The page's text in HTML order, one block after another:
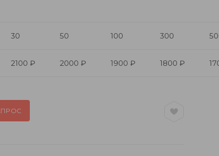
30 50 100 300
2100 ₽ 2000 ₽ 1900 ₽ 1800 ₽